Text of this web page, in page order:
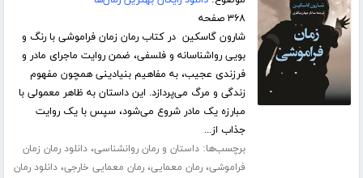
۳۶۸ صفحه
شارون گاسکین در کتاب رمان زمان فراموشی با رنگ و
بویی رواشناسانه و فلسفی، ضمن روایت ماجرای مادر و
فرزندی عجیب، به مفاهیم بنیادینی همچون مفهوم
زندگی و مرگ می‌پردازد. این داستان به ظاهر معمولی با
مبارزه یک مادر شروع می‌شود، سپس با یک روایت
جذاب از...
برچسب‌ها:داستان و رمان روانشناسی،دانلود رمان زمان
فراموشی،رمان معمایی،رمان معمایی خارجی،دانلود رمان